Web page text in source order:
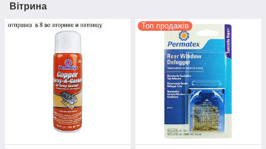
Вітрина
Топ продажів